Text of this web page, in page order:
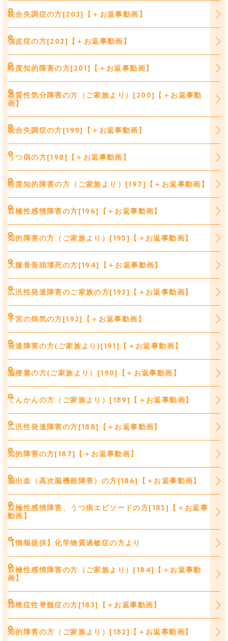
統合失調症の方[203]【＋お返事動画】
強皮症の方[202]【＋お返事動画】
軽度知的障害の方[201]【＋お返事動画】
器質性気分障害の方（ご家族より）[200]【＋お返事動
画】
統合失調症の方[199]【＋お返事動画】
うつ病の方[198]【＋お返事動画】
軽度知的障害の方（ご家族より）[197]【＋お返事動画】
双極性感情障害の方[196]【＋お返事動画】
知的障害の方（ご家族より）[195]【＋お返事動画】
大腿骨骨頭壊死の方[194]【＋お返事動画】
広汎性発達障害のご家族の方[193]【＋お返事動画】
子宮の病気の方[192]【＋お返事動画】
発達障害の方(ご家族より)[191]【＋お返事動画】
脳梗塞の方(ご家族より）[190]【＋お返事動画】
てんかんの方（ご家族より）[189]【＋お返事動画】
広汎性発達障害の方[188]【＋お返事動画】
知的障害の方[187]【＋お返事動画】
脳出血（高次脳機能障害）の方[186]【＋お返事動画】
双極性感情障害、うつ病エピソードの方[185]【＋お返事
動画】
【情報提供】化学物質過敏症の方より
双極性感情障害の方（ご家族より）[184]【＋お返事動
画】
頚椎症性脊髄症の方[183]【＋お返事動画】
知的障害の方（ご家族より）[182]【＋お返事動画】